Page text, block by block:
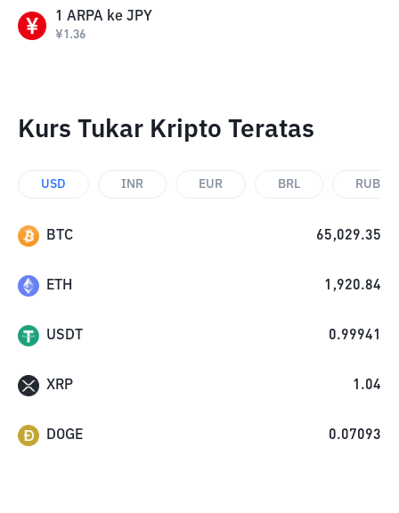
1 ARPA ke JPY
¥1.36
Kurs Tukar Kripto Teratas
USD INR EUR BRL RUB
BTC 65,029.35
ETH 1,920.84
USDT 0.99941
XRP 1.04
DOGE 0.07093